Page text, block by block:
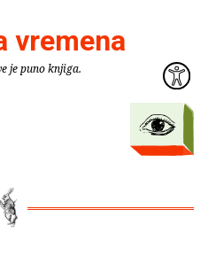
vremena
je puno knjiga.